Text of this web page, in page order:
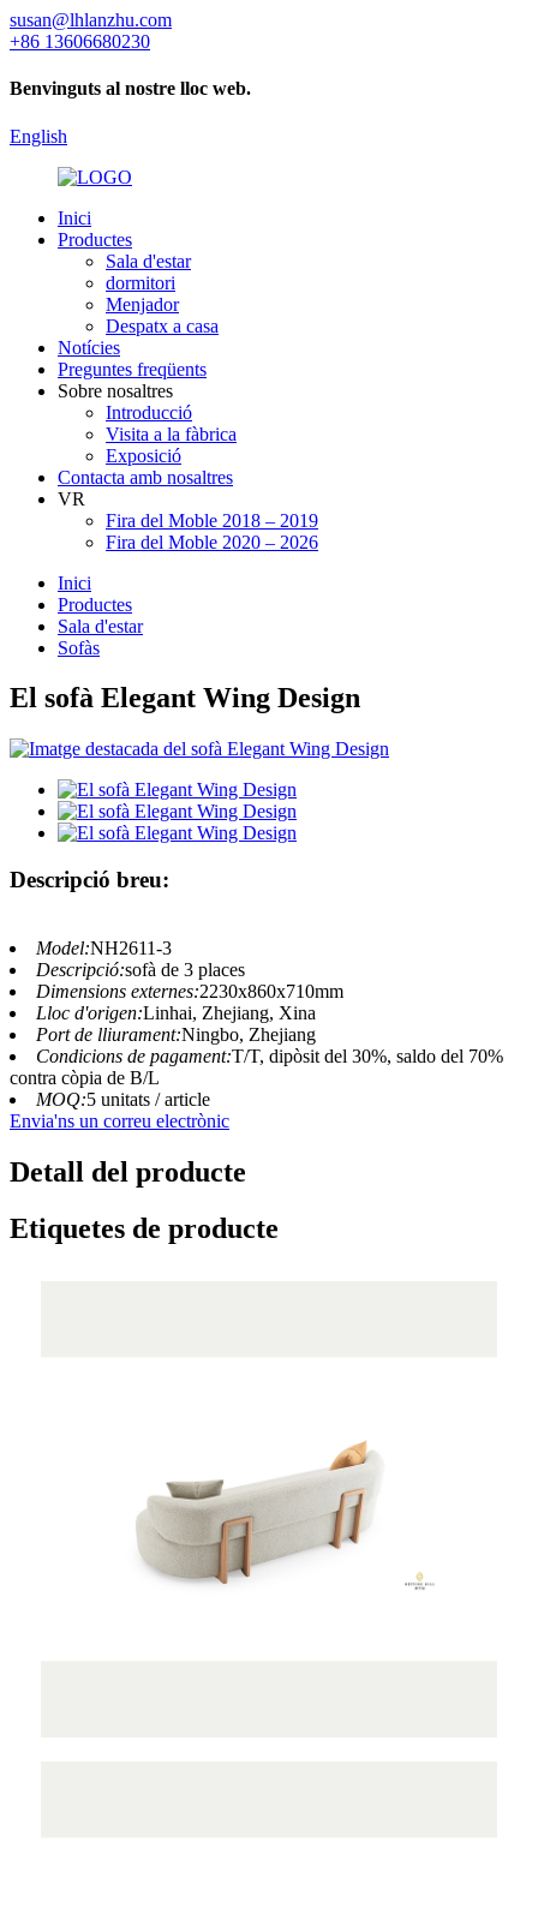
susan@lhlanzhu.com
+86 13606680230
Benvinguts al nostre lloc web.
English
Inici
Productes
Sala d'estar
dormitori
Menjador
Despatx a casa
Notícies
Preguntes freqüents
Sobre nosaltres
Introducció
Visita a la fàbrica
Exposició
Contacta amb nosaltres
VR
Fira del Moble 2018 – 2019
Fira del Moble 2020 – 2026
Inici
Productes
Sala d'estar
Sofàs
El sofà Elegant Wing Design
Descripció breu:
Model:NH2611-3
Descripció:sofà de 3 places
Dimensions externes:2230x860x710mm
Lloc d'origen:Linhai, Zhejiang, Xina
Port de lliurament:Ningbo, Zhejiang
Condicions de pagament:T/T, dipòsit del 30%, saldo del 70%
contra còpia de B/L
MOQ:5 unitats / article
Envia'ns un correu electrònic
Detall del producte
Etiquetes de producte